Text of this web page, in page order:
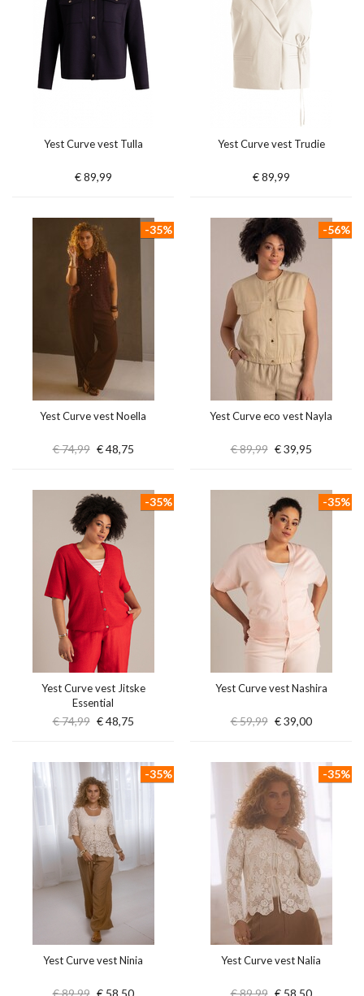
Yest Curve vest Tulla
€ 89,99
Yest Curve vest Trudie
€ 89,99
Yest Curve vest Noella
€ 74,99 € 48,75
-35%
Yest Curve eco vest Nayla
€ 89,99 € 39,95
-56%
Yest Curve vest Jitske
Essential
€ 74,99 € 48,75
-35%
Yest Curve vest Nashira
€ 59,99 € 39,00
-35%
Yest Curve vest Ninia
€ 89,99 € 58,50
-35%
Yest Curve vest Nalia
€ 89,99 € 58,50
-35%